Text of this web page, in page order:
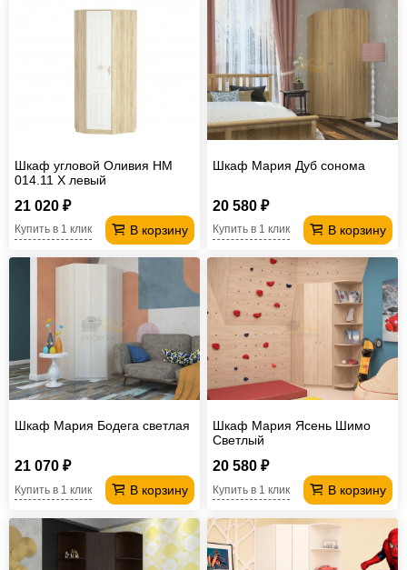
Шкаф угловой Оливия НМ
014.11 Х левый
21 020 ₽
В корзину
Купить в 1 клик
Шкаф Мария Дуб сонома
20 580 ₽
В корзину
Купить в 1 клик
Шкаф Мария Бодега светлая
21 070 ₽
В корзину
Купить в 1 клик
Шкаф Мария Ясень Шимо
Светлый
20 580 ₽
В корзину
Купить в 1 клик